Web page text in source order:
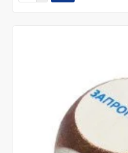
вчителям. Діти завжди
впевненість у своїх силах